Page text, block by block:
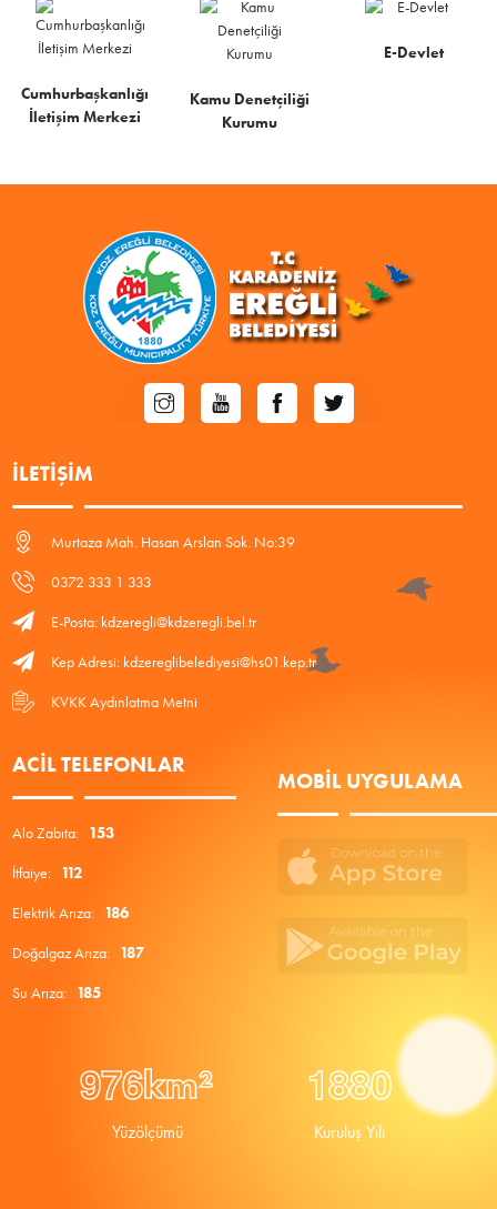
Cumhurbaşkanlığı
İletişim Merkezi
Kamu Denetçiliği
Kurumu
E-Devlet
İLETIŞIM
Murtaza Mah. Hasan Arslan Sok. No:39
0372 333 1 333
E-Posta: kdzeregli@kdzeregli.bel.tr
Kep Adresi: kdzereglibelediyesi@hs01.kep.tr
KVKK Aydınlatma Metni
ACIL TELEFONLAR
Alo Zabıta: 153
İtfaiye: 112
Elektrik Arıza: 186
Doğalgaz Arıza: 187
Su Arıza: 185
MOBIL UYGULAMA
976km²
Yüzölçümü
1880
Kuruluş Yılı